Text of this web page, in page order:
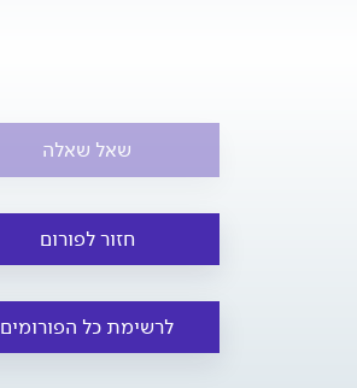
שאל שאלה
חזור לפורום
לרשימת כל הפורומים